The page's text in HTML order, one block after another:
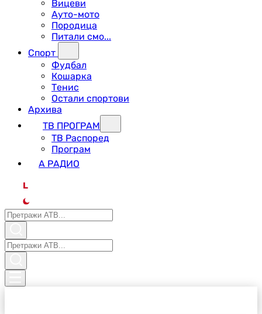
Вицеви
Ауто-мото
Породица
Питали смо...
Спорт
Фудбал
Кошарка
Тенис
Остали спортови
Архива
ТВ ПРОГРАМ
ТВ Распоред
Програм
А РАДИО
L